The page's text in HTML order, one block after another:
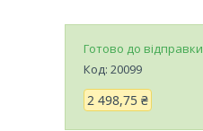
Готово до відправки
Код: 20099
2 498,75 ₴